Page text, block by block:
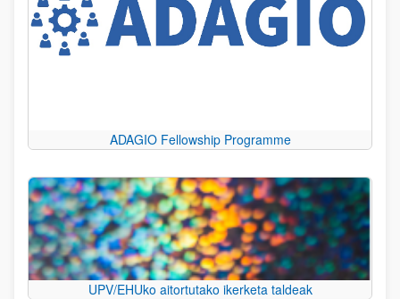
ADAGIO Fellowship Programme
UPV/EHUko aitortutako ikerketa taldeak